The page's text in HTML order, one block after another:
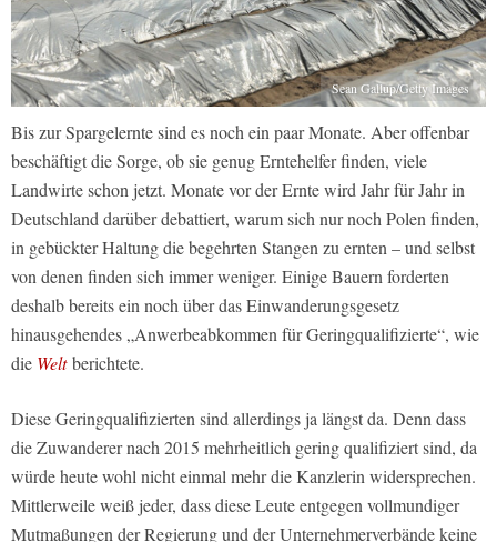
Sean Gallup/Getty Images
Bis zur Spargelernte sind es noch ein paar Monate. Aber offenbar
beschäftigt die Sorge, ob sie genug Erntehelfer finden, viele
Landwirte schon jetzt. Monate vor der Ernte wird Jahr für Jahr in
Deutschland darüber debattiert, warum sich nur noch Polen finden,
in gebückter Haltung die begehrten Stangen zu ernten – und selbst
von denen finden sich immer weniger. Einige Bauern forderten
deshalb bereits ein noch über das Einwanderungsgesetz
hinausgehendes „Anwerbeabkommen für Geringqualifizierte“, wie
die Weltberichtete.
Diese Geringqualifizierten sind allerdings ja längst da. Denn dass
die Zuwanderer nach 2015 mehrheitlich gering qualifiziert sind, da
würde heute wohl nicht einmal mehr die Kanzlerin widersprechen.
Mittlerweile weiß jeder, dass diese Leute entgegen vollmundiger
Mutmaßungen der Regierung und der Unternehmerverbände keine